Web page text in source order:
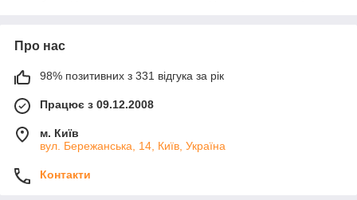
Про нас
98% позитивних з 331 відгука за рік
Працює з 09.12.2008
м. Київ
вул. Бережанська, 14, Київ, Україна
Контакти